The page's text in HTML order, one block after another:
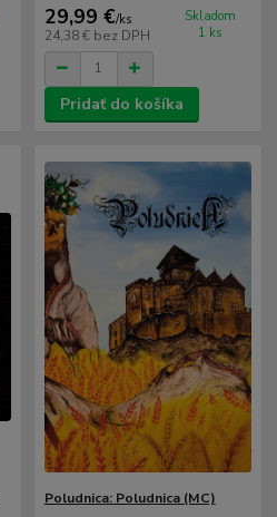
29,99 €/ks
24,38 € bez DPH
Skladom
1 ks
Pridať do košíka
Poludnica: Poludnica (MC)